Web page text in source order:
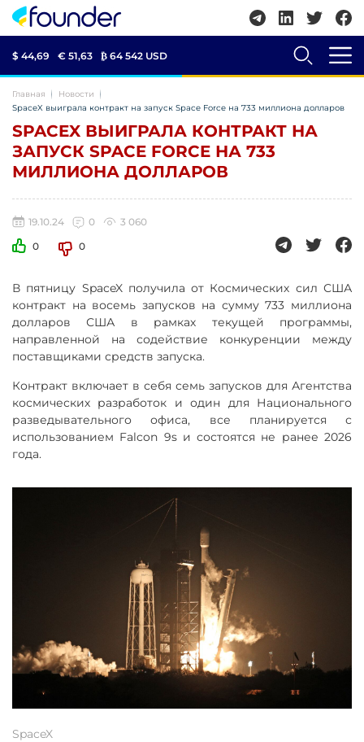
$ 44,69 € 51,63 ₿ 64 542 USD
Главная
Новости
SpaceX выиграла контракт на запуск Space Force на 733 миллиона долларов
SPACEX ВЫИГРАЛА КОНТРАКТ НА
ЗАПУСК SPACE FORCE НА 733
МИЛЛИОНА ДОЛЛАРОВ
19.10.24 0
3 060
0
0
В пятницу SpaceX получила от Космических сил США
контракт на восемь запусков на сумму 733 миллиона
долларов США в рамках текущей программы,
направленной на содействие конкуренции между
поставщиками средств запуска.
Контракт включает в себя семь запусков для Агентства
космических разработок и один для Национального
разведывательного офиса, все планируется с
использованием Falcon 9s и состоятся не ранее 2026
года.
SpaceX